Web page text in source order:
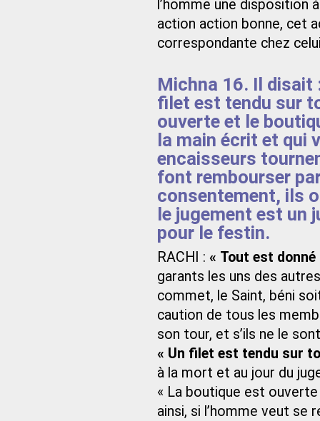
l’homme une disposition
action action bonne, cet
correspondante chez
Michna 16. Il disait
filet est tendu sur
ouverte et le
la main écrit et qui
encaisseurs
font rembourser
consentement, ils
le jugement est un
pour le festin.
RACHI : « Tout est
garants les uns des
commet, le Saint, béni
caution de tous les
son tour, et s’ils ne le
« Un filet est tendu sur
à la mort et au jour du
« La boutique est ouverte
ainsi, si l’homme veut se